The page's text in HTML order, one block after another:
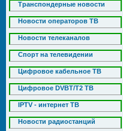
Транспондерные новости
Новости операторов ТВ
Новости телеканалов
Спорт на телевидении
Цифровое кабельное ТВ
Цифровое DVBT/T2 ТВ
IPTV - интернет ТВ
Новости радиостанций